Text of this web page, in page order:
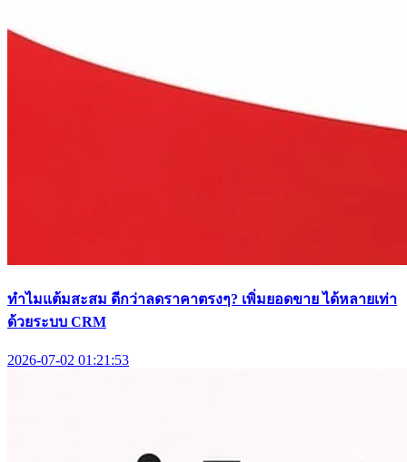
ทำไมแต้มสะสม ดีกว่าลดราคาตรงๆ? เพิ่มยอดขาย ได้หลายเท่า
ด้วยระบบ CRM
2026-07-02 01:21:53